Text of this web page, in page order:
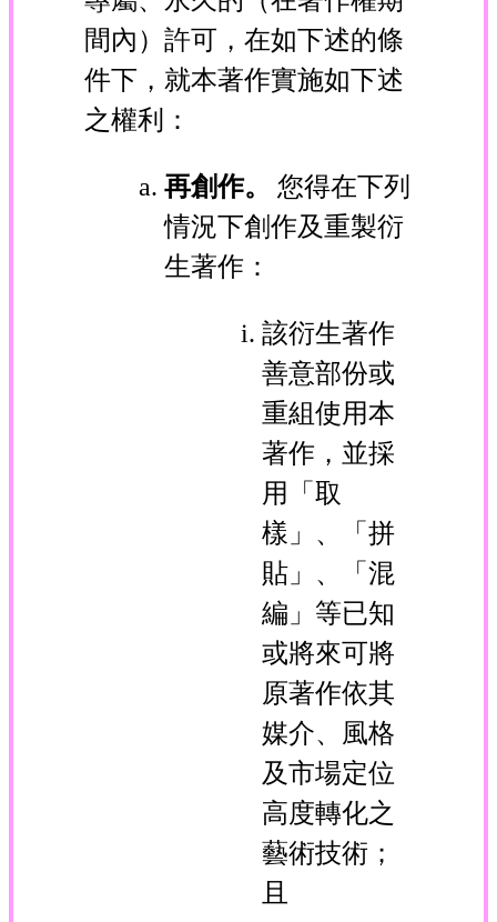
間內）許可，在如下述的條
件下，就本著作實施如下述
之權利：
再創作。 您得在下列
情況下創作及重製衍
生著作：
該衍生著作
善意部份或
重組使用本
著作，並採
用「取
樣」、「拼
貼」、「混
編」等已知
或將來可將
原著作依其
媒介、風格
及市場定位
高度轉化之
藝術技術；
且